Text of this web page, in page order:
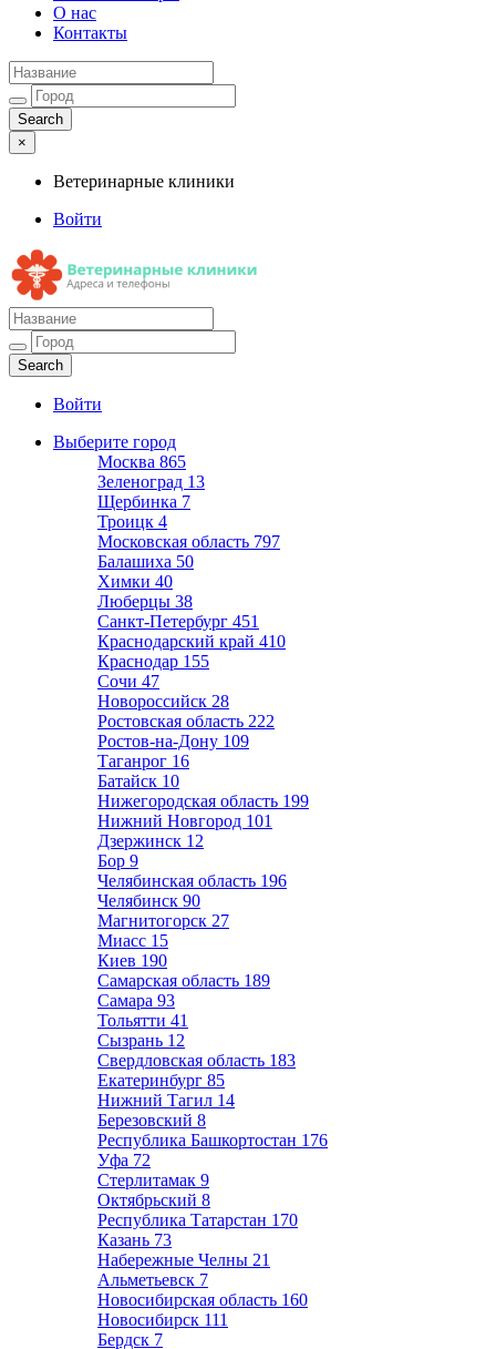
О нас
Контакты
×
Ветеринарные клиники
Войти
Ветеринарные клиники
Адреса и телефоны
Войти
Выберите город
Москва 865
Зеленоград 13
Щербинка 7
Троицк 4
Московская область 797
Балашиха 50
Химки 40
Люберцы 38
Санкт-Петербург 451
Краснодарский край 410
Краснодар 155
Сочи 47
Новороссийск 28
Ростовская область 222
Ростов-на-Дону 109
Таганрог 16
Батайск 10
Нижегородская область 199
Нижний Новгород 101
Дзержинск 12
Бор 9
Челябинская область 196
Челябинск 90
Магнитогорск 27
Миасс 15
Киев 190
Самарская область 189
Самара 93
Тольятти 41
Сызрань 12
Свердловская область 183
Екатеринбург 85
Нижний Тагил 14
Березовский 8
Республика Башкортостан 176
Уфа 72
Стерлитамак 9
Октябрьский 8
Республика Татарстан 170
Казань 73
Набережные Челны 21
Альметьевск 7
Новосибирская область 160
Новосибирск 111
Бердск 7